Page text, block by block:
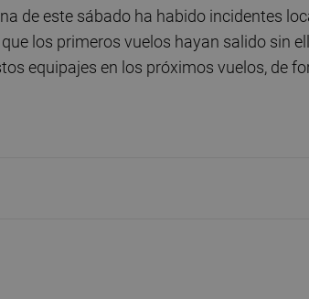
de este sábado ha habido incidentes
los primeros vuelos hayan salido sin
equipajes en los próximos vuelos, de